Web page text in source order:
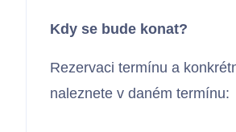
Kdy se bude konat?
Rezervaci termínu a
naleznete v daném termínu: